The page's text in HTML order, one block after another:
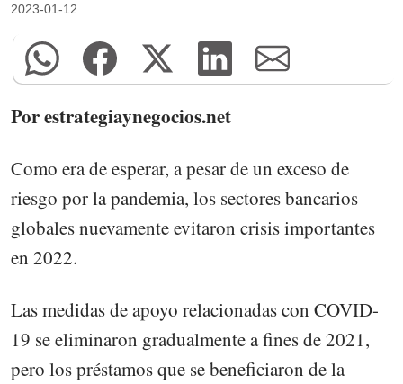
2023-01-12
Por estrategiaynegocios.net
Como era de esperar, a pesar de un exceso de
riesgo por la pandemia, los sectores bancarios
globales nuevamente evitaron crisis importantes
en 2022.
Las medidas de apoyo relacionadas con COVID-
19 se eliminaron gradualmente a fines de 2021,
pero los préstamos que se beneficiaron de la